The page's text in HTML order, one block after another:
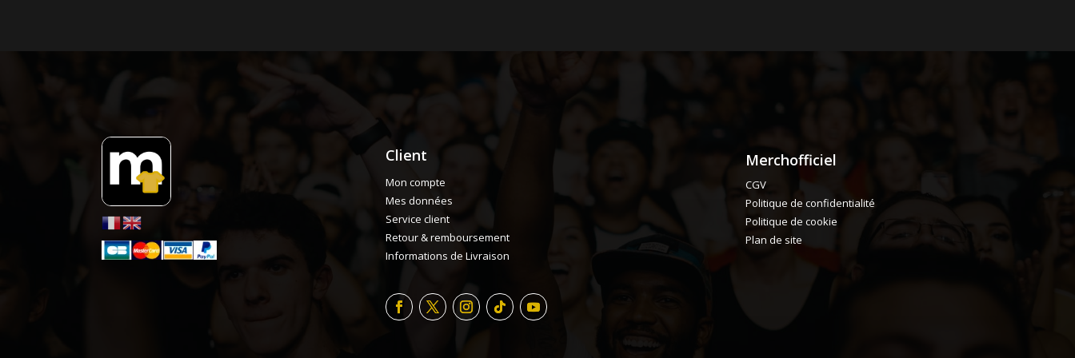
Client
Mon compte
Mes données
Service client
Retour & remboursement
Informations de Livraison
Merchofficiel
CGV
Politique de confidentialité
Politique de cookie
Plan de site